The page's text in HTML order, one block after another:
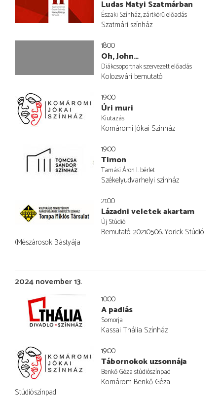
Ludas Matyi Szatmárban
Északi Színház, zártkörű előadás
Szatmári színház
18:00
Oh, John…
Diákcsoportnak szervezett előadás
Kolozsvári bemutató
19:00
Úri muri
Kiutazás
Komáromi Jókai Színház
19:00
Timon
Tamási Áron I. bérlet
Székelyudvarhelyi színház
21:00
Lázadni veletek akartam
Új Stúdió
Bemutató: 2021.05.06. Yorick Stúdió
(Mészárosok Bástyája
2024 november 13.
10:00
A padlás
Somorja
Kassai Thália Színház
19:00
Tábornokok uzsonnája
Benkő Géza stúdiószínpad
Komárom Benkő Géza
Stúdiószínpad